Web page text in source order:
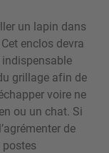
un lapin dans
enclos devra
grillage afin de
voire ne
ou un chat. Si
de
postes